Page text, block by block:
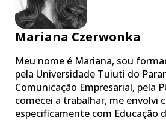
Mariana Czerwonka
Meu nome é Mariana, sou
pela Universidade Tuiuti do
Comunicação Empresarial, pela
comecei a trabalhar, me envolvi
especificamente com Educação